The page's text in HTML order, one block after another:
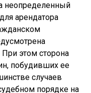
неопределенный
арендатора
этом сторона
побудивших ее
случаев
порядке на